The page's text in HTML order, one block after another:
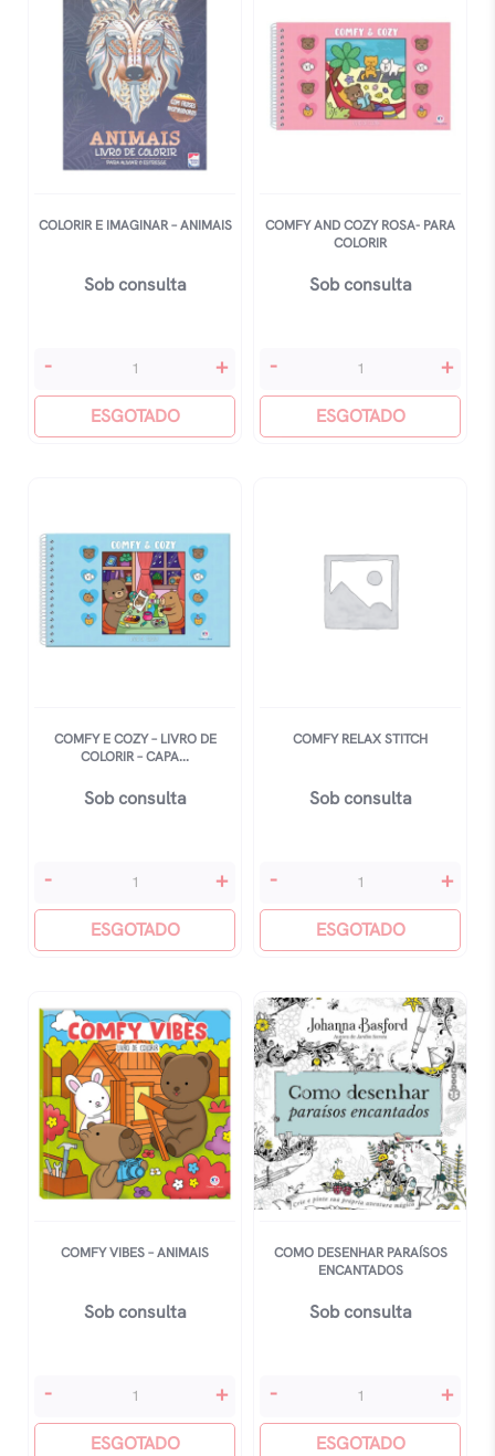
quantidade
quantidade
COLORIR E IMAGINAR – ANIMAIS
Sob consulta
Colorir
Imaginar
-
- +
ESGOTADO
COMFY AND COZY ROSA- PARA
COLORIR
Sob consulta
Comfy
Rosa-
- +
ESGOTADO
COMFY E COZY – LIVRO DE
COLORIR – CAPA...
Sob consulta
Comfy
-
De
Colorir
Capa
Azul
quantidade
- +
ESGOTADO
COMFY RELAX STITCH
Sob consulta
Comfy
quantidade
- +
ESGOTADO
COMFY VIBES – ANIMAIS
Sob consulta
Comfy
- +
ESGOTADO
COMO DESENHAR PARAÍSOS
ENCANTADOS
Sob consulta
Como
ParaÍsos
- +
ESGOTADO